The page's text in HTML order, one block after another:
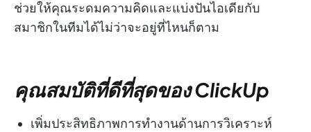
ช่วยให้คุณระดมความคิดและแบ่งปันไอเดียกับ
สมาชิกในทีมได้ไม่ว่าจะอยู่ที่ไหนก็ตาม
คุณสมบัติที่ดีที่สุดของ ClickUp
เพิ่มประสิทธิภาพการทำงานด้านการวิเคราะห์